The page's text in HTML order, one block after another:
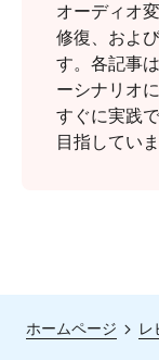
オーディオ
修復、およ
す。各記事
ーシナリオ
すぐに実践
目指していま
ホームページ レ